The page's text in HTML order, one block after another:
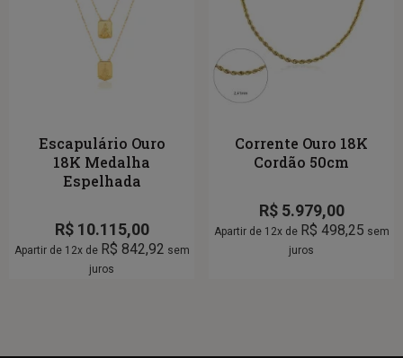
Escapulário Ouro
18K Medalha
Espelhada
R$10.115,00
Apartir de 12x de R$ 842,92 sem
juros
Corrente Ouro 18K
Cordão 50cm
R$5.979,00
Apartir de 12x de R$ 498,25 sem
juros